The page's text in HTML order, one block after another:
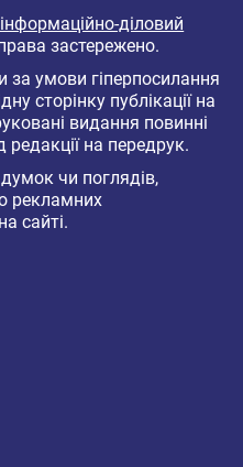
діловий
застережено.
за умови гіперпосилання
сторінку публікації на
видання повинні
на передрук.
чи поглядів,
рекламних
сайті.